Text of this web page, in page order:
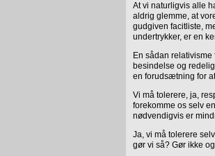
At vi naturligvis alle
aldrig glemme, at
gudgiven facitliste,
undertrykker, er en
En sådan
besindelse og
en forudsætning for
Vi må tolerere, ja,
forekomme os selv
nødvendigvis er
Ja, vi må tolerere
gør vi så? Gør ikke